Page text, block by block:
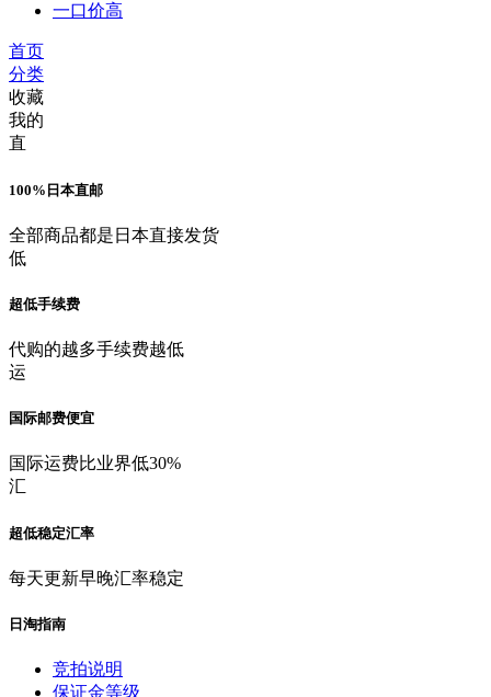
一口价高
首页
分类
收藏
我的
直
100%日本直邮
全部商品都是日本直接发货
低
超低手续费
代购的越多手续费越低
运
国际邮费便宜
国际运费比业界低30%
汇
超低稳定汇率
每天更新早晚汇率稳定
日淘指南
竞拍说明
保证金等级